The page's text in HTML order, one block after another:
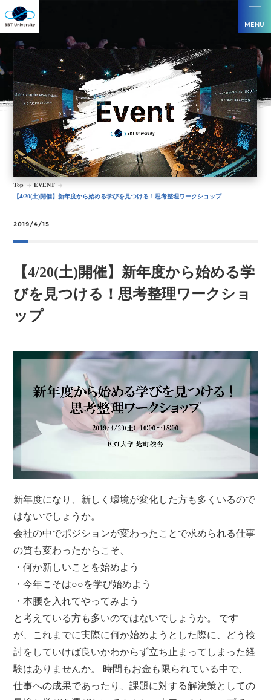
MENU
Top
EVENT
【4/20(土)開催】新年度から始める学びを見つける！思考整理ワークショップ
2019/4/15
【4/20(土)開催】新年度から始める学
びを見つける！思考整理ワークショ
ップ
新年度になり、新しく環境が変化した方も多くいるので
はないでしょうか。
会社の中でポジションが変わったことで求められる仕事
の質も変わったからこそ、
・何か新しいことを始めよう
・今年こそは○○を学び始めよう
・本腰を入れてやってみよう
と考えている方も多いのではないでしょうか。 です
が、これまでに実際に何か始めようとした際に、どう検
討をしていけば良いかわからず立ち止まってしまった経
験はありませんか。 時間もお金も限られている中で、
仕事への成果であったり、課題に対する解決策としての